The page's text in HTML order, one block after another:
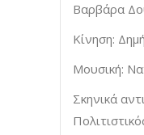
Βαρβάρα
Κίνηση:
Μουσική:
Σκηνικά